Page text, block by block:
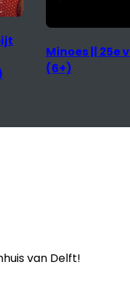
Minoes || 25e
(6+)
van Delft!